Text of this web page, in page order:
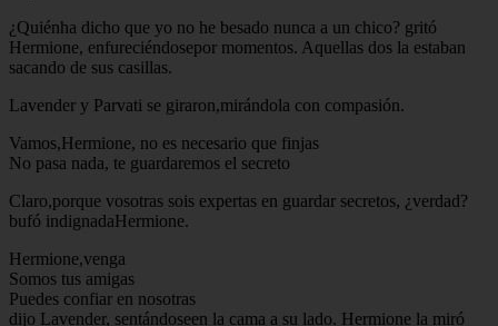
¿Quiénha dicho que yo no he besado nunca a un chico? gritó
Hermione, enfureciéndosepor momentos. Aquellas dos la estaban
sacando de sus casillas.
Lavender y Parvati se giraron,mirándola con compasión.
Vamos,Hermione, no es necesario que finjas
No pasa nada, te guardaremos el secreto
Claro,porque vosotras sois expertas en guardar secretos, ¿verdad?
bufó indignadaHermione.
Hermione,venga
Somos tus amigas
Puedes confiar en nosotras
dijo Lavender, sentándoseen la cama a su lado. Hermione la miró